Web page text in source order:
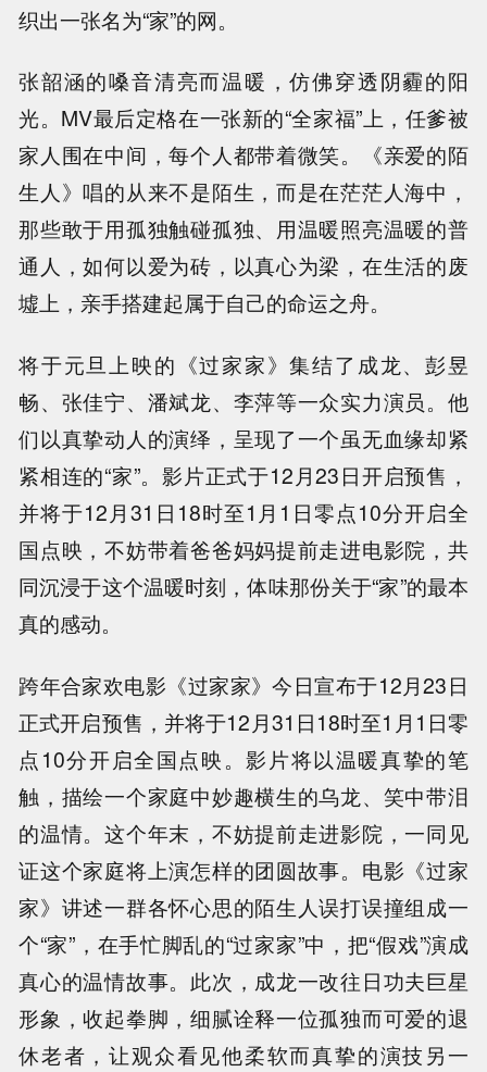
织出一张名为“家”的网。
张韶涵的嗓音清亮而温暖，仿佛穿透阴霾的阳
光。MV最后定格在一张新的“全家福”上，任爹被
家人围在中间，每个人都带着微笑。《亲爱的陌
生人》唱的从来不是陌生，而是在茫茫人海中，
那些敢于用孤独触碰孤独、用温暖照亮温暖的普
通人，如何以爱为砖，以真心为梁，在生活的废
墟上，亲手搭建起属于自己的命运之舟。
将于元旦上映的《过家家》集结了成龙、彭昱
畅、张佳宁、潘斌龙、李萍等一众实力演员。他
们以真挚动人的演绎，呈现了一个虽无血缘却紧
紧相连的“家”。影片正式于12月23日开启预售，
并将于12月31日18时至1月1日零点10分开启全
国点映，不妨带着爸爸妈妈提前走进电影院，共
同沉浸于这个温暖时刻，体味那份关于“家”的最本
真的感动。
跨年合家欢电影《过家家》今日宣布于12月23日
正式开启预售，并将于12月31日18时至1月1日零
点10分开启全国点映。影片将以温暖真挚的笔
触，描绘一个家庭中妙趣横生的乌龙、笑中带泪
的温情。这个年末，不妨提前走进影院，一同见
证这个家庭将上演怎样的团圆故事。电影《过家
家》讲述一群各怀心思的陌生人误打误撞组成一
个“家”，在手忙脚乱的“过家家”中，把“假戏”演成
真心的温情故事。此次，成龙一改往日功夫巨星
形象，收起拳脚，细腻诠释一位孤独而可爱的退
休老者，让观众看见他柔软而真挚的演技另一